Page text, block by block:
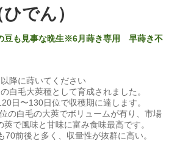
でん）
豆も見事な晩生※6月蒔き専用 早蒔き不
に蒔いてください
白毛大莢種として育成されました。
日〜130日位で収穫期に達します。
の白毛の大莢でボリュームが有り、市場
で風味と甘味に富み食味最高です。
70前後と多く、収量性が抜群に高い。